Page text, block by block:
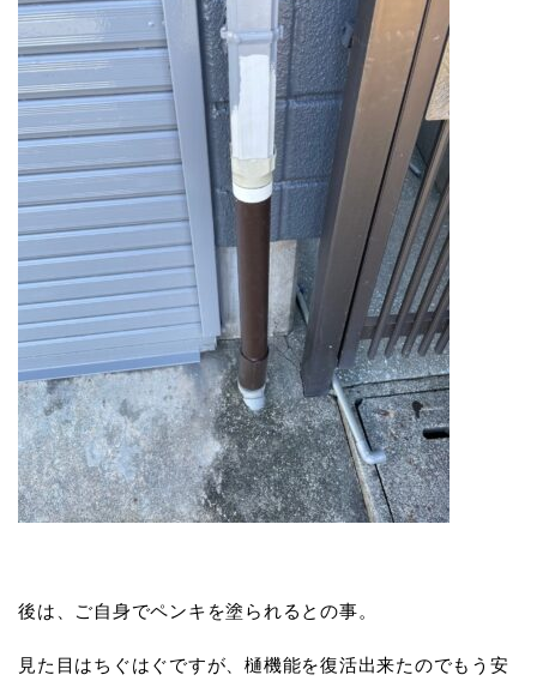
後は、ご自身でペンキを塗られるとの事。
見た目はちぐはぐですが、樋機能を復活出来たのでもう安